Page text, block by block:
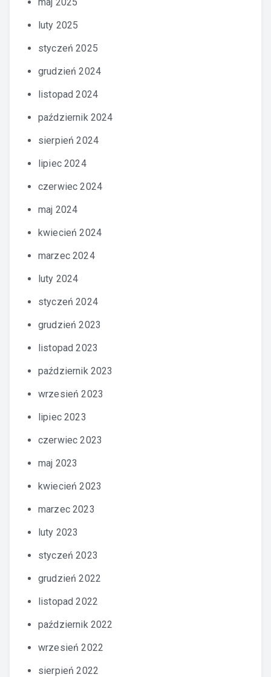
luty 2025
styczeń 2025
grudzień 2024
listopad 2024
październik 2024
sierpień 2024
lipiec 2024
czerwiec 2024
maj 2024
kwiecień 2024
marzec 2024
luty 2024
styczeń 2024
grudzień 2023
listopad 2023
październik 2023
wrzesień 2023
lipiec 2023
czerwiec 2023
maj 2023
kwiecień 2023
marzec 2023
luty 2023
styczeń 2023
grudzień 2022
listopad 2022
październik 2022
wrzesień 2022
sierpień 2022